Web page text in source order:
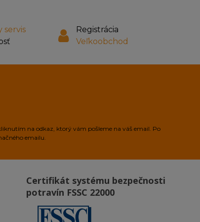
servis
Registrácia
Veľkoobchod
na odkaz, ktorý vám pošleme na váš email. Po
emailu.
Certifikát systému bezpečnosti
potravín FSSC 22000